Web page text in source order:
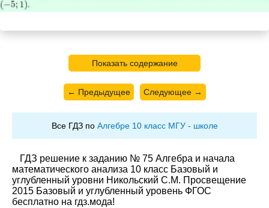
Показать содержание
← Предыдущее Следующее →
Все ГДЗ по Алгебре 10 класс МГУ - школе
ГДЗ решение к заданию № 75 Алгебра и начала
математического анализа 10 класс Базовый и
углубленный уровни Никольский С.М. Просвещение
2015 Базовый и углубленный уровень ФГОС
бесплатно на гдз.мода!